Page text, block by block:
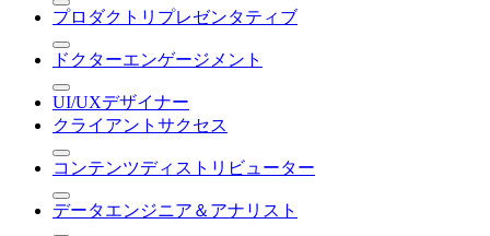
プロダクトリプレゼンタティブ
ドクターエンゲージメント
UI/UXデザイナー
クライアントサクセス
コンテンツディストリビューター
データエンジニア＆アナリスト